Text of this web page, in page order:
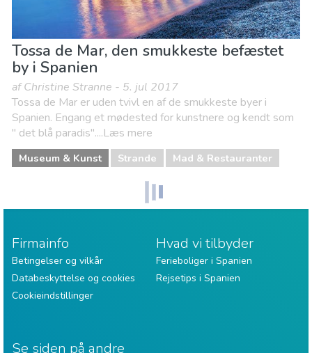
Tossa de Mar, den smukkeste befæstet
by i Spanien
af Christine Stranne - 5. jul 2017
Tossa de Mar er uden tvivl en af de smukkeste byer i
Spanien. Engang et mødested for kunstnere og kendt som
" det blå paradis"....Læs mere
Museum & Kunst Strande Mad & Restauranter
Firmainfo
Betingelser og vilkår
Databeskyttelse og cookies
Cookieindstillinger
Hvad vi tilbyder
Ferieboliger i Spanien
Rejsetips i Spanien
Se siden på andre